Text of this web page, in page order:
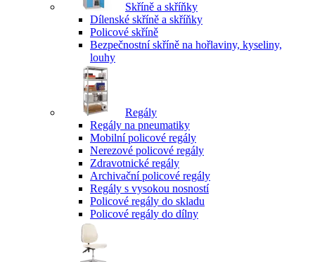
Skříně a skříňky
Dílenské skříně a skříňky
Policové skříně
Bezpečnostní skříně na hořlaviny, kyseliny,
louhy
Regály
Regály na pneumatiky
Mobilní policové regály
Nerezové policové regály
Zdravotnické regály
Archivační policové regály
Regály s vysokou nosností
Policové regály do skladu
Policové regály do dílny